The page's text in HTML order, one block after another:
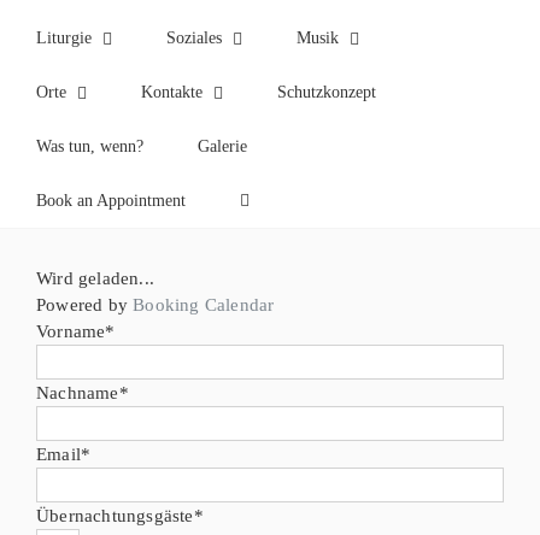
Liturgie Soziales Musik
Orte Kontakte Schutzkonzept
Was tun, wenn? Galerie
Book an Appointment
Wird geladen...
Powered byBooking Calendar
Vorname*
Nachname*
Email*
Übernachtungsgäste*